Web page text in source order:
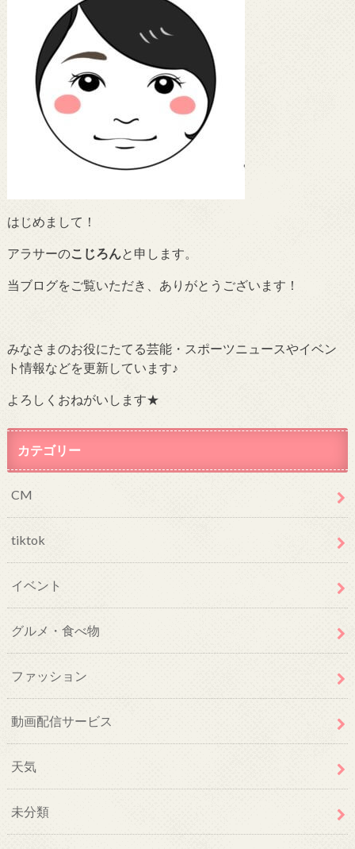
はじめまして！
アラサーのこじろん と申します。
当ブログをご覧いただき、ありがとうございます！
みなさまのお役にたてる芸能・スポーツニュースやイベン
ト情報などを更新しています♪
よろしくおねがいします★
カテゴリー
CM
tiktok
イベント
グルメ・食べ物
ファッション
動画配信サービス
天気
未分類